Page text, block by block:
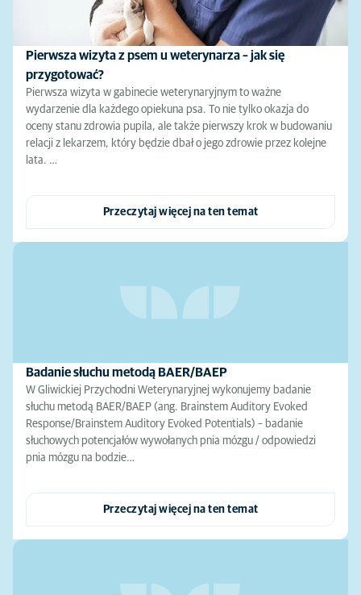
Pierwsza wizyta z psem u weterynarza – jak się
przygotować?
Pierwsza wizyta w gabinecie weterynaryjnym to ważne
wydarzenie dla każdego opiekuna psa. To nie tylko okazja do
oceny stanu zdrowia pupila, ale także pierwszy krok w budowaniu
relacji z lekarzem, który będzie dbał o jego zdrowie przez kolejne
lata. …
Przeczytaj więcej na ten temat
Badanie słuchu metodą BAER/BAEP
W Gliwickiej Przychodni Weterynaryjnej wykonujemy badanie
słuchu metodą BAER/BAEP (ang. Brainstem Auditory Evoked
Response/Brainstem Auditory Evoked Potentials) – badanie
słuchowych potencjałów wywołanych pnia mózgu / odpowiedzi
pnia mózgu na bodzie…
Przeczytaj więcej na ten temat